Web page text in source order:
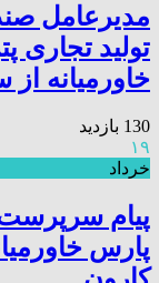
مدیرعامل
تولید تجاری
خاورمیانه
130 بازدید
۱۹
خرداد
پیام
پارس